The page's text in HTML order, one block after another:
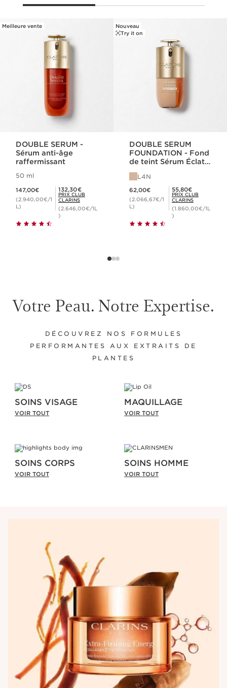
Meilleure vente
DOUBLE SERUM -
Sérum anti-âge
raffermissant
50 ml
147,00€
(2.940,00€/1
L)
Prix Club Clarins 132,30€
132,30€
PRIX CLUB
CLARINS
(2.646,00€/1L
)
Nouveau
Try it on
DOUBLE SERUM
FOUNDATION - Fond
de teint Sérum Éclat
L4N
62,00€
(2.066,67€/1
L)
Prix Club Clarins 55,80€
55,80€
PRIX CLUB
CLARINS
(1.860,00€/1L
)
Votre Peau. Notre Expertise.
DÉCOUVREZ NOS FORMULES
PERFORMANTES AUX EXTRAITS DE
PLANTES
SOINS VISAGE
VOIR TOUT
MAQUILLAGE
VOIR TOUT
SOINS CORPS
VOIR TOUT
SOINS HOMME
VOIR TOUT